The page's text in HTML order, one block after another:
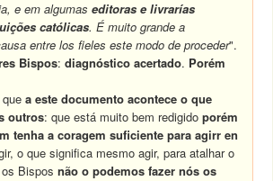
e em algumas editoras e livrarías
católicas. É muito grande a
entre los fieles este modo de proceder".
Bispos:diagnóstico acertado. Porém
quea este documento acontece o que
outros: que está muito bem redigidoporém
tenha a coragem suficiente para agirr en
o que significa mesmo agir, para atalhar o
os Bisposnão o podemos fazer nós os